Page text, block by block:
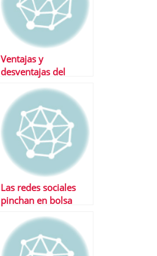
Ventajas y
desventajas del
hacia Bankia
Las redes sociales
pinchan en bolsa